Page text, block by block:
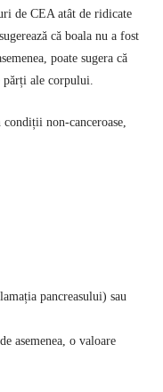
de CEA atât de ridicate
că boala nu a fost
poate sugera că
părți ale corpului.
non-canceroase,
pancreasului) sau
asemenea, o valoare